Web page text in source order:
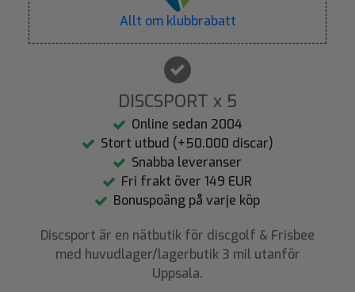
Allt om klubbrabatt
DISCSPORT x 5
Online sedan 2004
Stort utbud (+50.000 discar)
Snabba leveranser
Fri frakt över 149 EUR
Bonuspoäng på varje köp
Discsport är en nätbutik för discgolf & Frisbee
med huvudlager/lagerbutik 3 mil utanför
Uppsala.